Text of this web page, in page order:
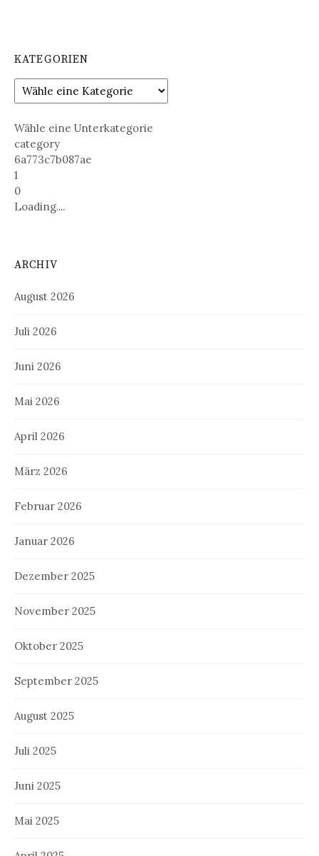
KATEGORIEN
Wähle eine Unterkategorie
category
6a773c7b087ae
1
0
Loading....
ARCHIV
August 2026
Juli 2026
Juni 2026
Mai 2026
April 2026
März 2026
Februar 2026
Januar 2026
Dezember 2025
November 2025
Oktober 2025
September 2025
August 2025
Juli 2025
Juni 2025
Mai 2025